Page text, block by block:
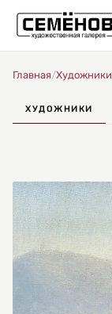
Главная/Художники
ХУДОЖНИКИ